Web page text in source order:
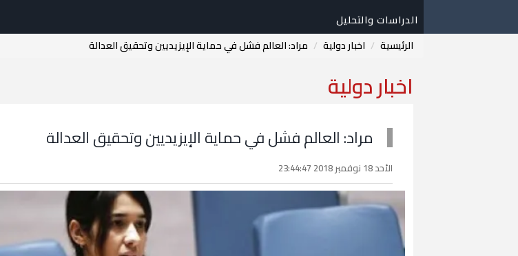
الدراسات والتحليل
الرئيسية
اخبار دولية مراد: العالم فشل في حماية الإيزيديين وتحقيق العدالة
اخبار دولية
مراد: العالم فشل في حماية الإيزيديين وتحقيق العدالة
الأحد 18 نوفمبر 2018 23:44:47